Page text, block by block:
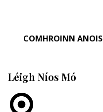
COMHROINN ANOIS
Léigh Níos Mó